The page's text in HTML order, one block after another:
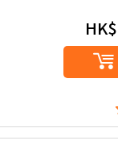
HK$